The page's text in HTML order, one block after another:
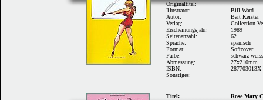
Originaltitel:
Illustrator:
Autor:
Verlag:
Bill Ward
Bart Keister
Collection
Erscheinungsjahr:
Seitenanzahl:
Sprache:
Format:
Farbe:
Abmessung:
ISBN:
Sonstiges:
1989
62
spanisch
Softcover
schwarz-
27x210mm
287703013X
Titel: Rose Mary